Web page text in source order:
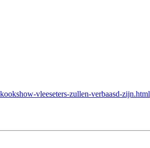
vleeseters-zullen-verbaasd-zijn.html